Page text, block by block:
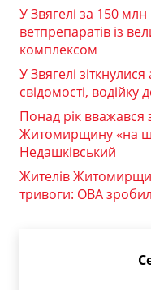
У Звягелі за 150
ветпрепаратів із
комплексом
У Звягелі
свідомості,
Понад рік вважався
Житомирщину «на
Недашківський
Жителів
тривоги: ОВА